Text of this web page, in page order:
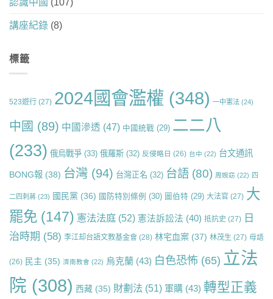
講座紀錄 (8)
標籤
523遊行 (27) 2024國會濫權 (348) 一中憲法 (24)
中國 (89) 中國滲透 (47) 中國統戰 (29) 二二八
(233) 俄烏戰爭 (33) 俄羅斯 (32) 反侵略日 (26) 台中 (22) 台文通訊
BONG報 (38) 台灣 (94) 台灣正名 (32) 台語 (80) 周婉窈 (22) 四
二四刺蔣 (23) 國民黨 (36) 國防特別條例 (30) 圖伯特 (29) 大法官 (27) 大
罷免 (147) 憲法法庭 (52) 憲法訴訟法 (40) 抵抗史 (27) 日
治時期 (58) 李江却台語文教基金會 (28) 林宅血案 (37) 林茂生 (27) 母語
(26) 民主 (35) 濟南教會 (22) 烏克蘭 (43) 白色恐怖 (65) 立法
院 (308) 西藏 (35) 財劃法 (51) 軍購 (43) 轉型正義